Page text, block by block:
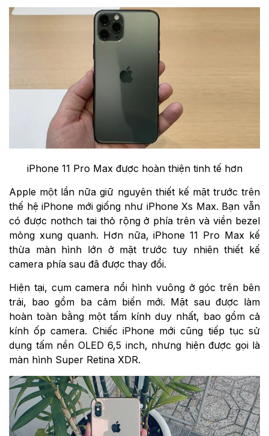
iPhone 11 Pro Max được hoàn thiện tinh tế hơn
Apple một lần nữa giữ nguyên thiết kế mặt trước trên
thế hệ iPhone mới giống như iPhone Xs Max. Bạn vẫn
có được nothch tai thỏ rộng ở phía trên và viền bezel
mỏng xung quanh. Hơn nữa, iPhone 11 Pro Max kế
thừa màn hình lớn ở mặt trước tuy nhiên thiết kế
camera phía sau đã được thay đổi.
Hiện tại, cụm camera nổi hình vuông ở góc trên bên
trái, bao gồm ba cảm biến mới. Mặt sau được làm
hoàn toàn bằng một tấm kính duy nhất, bao gồm cả
kính ốp camera. Chiếc iPhone mới cũng tiếp tục sử
dụng tấm nền OLED 6,5 inch, nhưng hiện được gọi là
màn hình Super Retina XDR.